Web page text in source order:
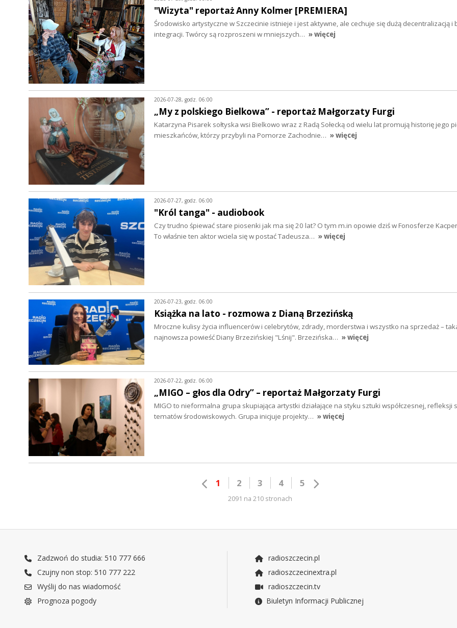
"Wizyta" reportaż Anny Kolmer [PREMIERA]
Środowisko artystyczne w Szczecinie istnieje i jest aktywne, ale cechuje się dużą decentralizacją i
integracji. Twórcy są rozproszeni w mniejszych… » więcej
2026-07-28, godz. 06:00
„My z polskiego Bielkowa” - reportaż Małgorzaty Furgi
Katarzyna Pisarek sołtyska wsi Bielkowo wraz z Radą Sołecką od wielu lat promują historię jego
mieszkańców, którzy przybyli na Pomorze Zachodnie… » więcej
2026-07-27, godz. 06:00
"Król tanga" - audiobook
Czy trudno śpiewać stare piosenki jak ma się 20 lat? O tym m.in opowie dziś w Fonosferze
To właśnie ten aktor wciela się w postać Tadeusza… » więcej
2026-07-23, godz. 06:00
Książka na lato - rozmowa z Dianą Brzezińską
Mroczne kulisy życia influencerów i celebrytów, zdrady, morderstwa i wszystko na sprzedaż –
najnowsza powieść Diany Brzezińskiej "Lśnij". Brzezińska… » więcej
2026-07-22, godz. 06:00
„MIGO – głos dla Odry” – reportaż Małgorzaty Furgi
MIGO to nieformalna grupa skupiająca artystki działające na styku sztuki współczesnej, refleksji
tematów środowiskowych. Grupa inicjuje projekty… » więcej
1 2 3 4 5
2091 na 210 stronach
Zadzwoń do studia: 510 777 666
Czujny non stop: 510 777 222
Wyślij do nas wiadomość
Prognoza pogody
radioszczecin.pl
radioszczecinextra.pl
radioszczecin.tv
Biuletyn Informacji Publicznej